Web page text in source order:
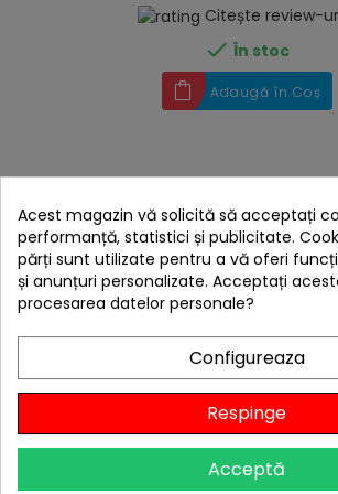
Citește review-
 În stoc
Adaugă în Coș
Husa pentru modul bucatarie 52 x
Broil Entertainment
Acest magazin vă solicită să acceptați
performanță, statistici și publicitate.
părți sunt utilizate pentru a vă oferi
și anunțuri personalizate. Acceptați
procesarea datelor personale?
Configureaza
Respinge
Acceptă